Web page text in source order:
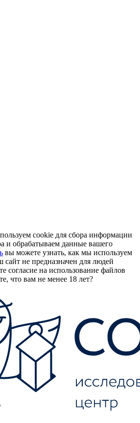
cookie для сбора информации
и обрабатываем данные вашего
вы можете узнать, как мы используем
не предназначен для людей
согласие на использование файлов
что вам не менее 18 лет?